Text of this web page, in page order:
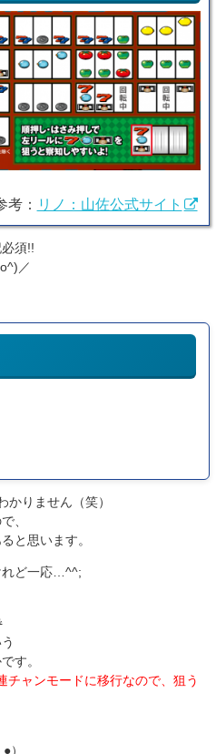
考： リノ：山佐公式サイト
須!!
／
かりません（笑）
、
と思います。
れど一応…^^;
す。
ャンモードに移行なので、狙う
）